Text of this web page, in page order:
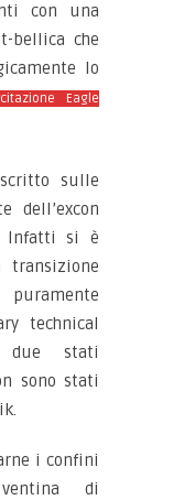
con una
bellica che
lo
Eagle
sulle
dell’excon
Infatti si è
technical
stati
sono stati
i confini
di